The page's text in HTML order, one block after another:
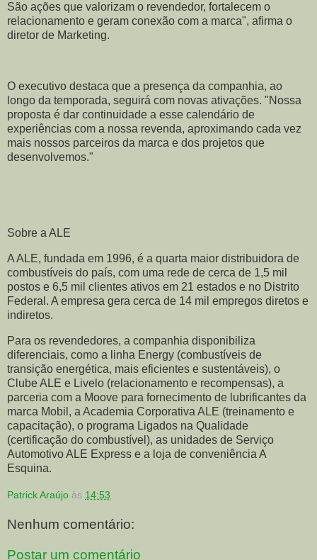
São ações que valorizam o revendedor, fortalecem o
relacionamento e geram conexão com a marca", afirma o
diretor de Marketing.
O executivo destaca que a presença da companhia, ao
longo da temporada, seguirá com novas ativações. "Nossa
proposta é dar continuidade a esse calendário de
experiências com a nossa revenda, aproximando cada vez
mais nossos parceiros da marca e dos projetos que
desenvolvemos."
Sobre a ALE
A ALE, fundada em 1996, é a quarta maior distribuidora de
combustíveis do país, com uma rede de cerca de 1,5 mil
postos e 6,5 mil clientes ativos em 21 estados e no Distrito
Federal. A empresa gera cerca de 14 mil empregos diretos e
indiretos.
Para os revendedores, a companhia disponibiliza
diferenciais, como a linha Energy (combustíveis de
transição energética, mais eficientes e sustentáveis), o
Clube ALE e Livelo (relacionamento e recompensas), a
parceria com a Moove para fornecimento de lubrificantes da
marca Mobil, a Academia Corporativa ALE (treinamento e
capacitação), o programa Ligados na Qualidade
(certificação do combustível), as unidades de Serviço
Automotivo ALE Express e a loja de conveniência A
Esquina.
Patrick Araújo às 14:53
Nenhum comentário:
Postar um comentário